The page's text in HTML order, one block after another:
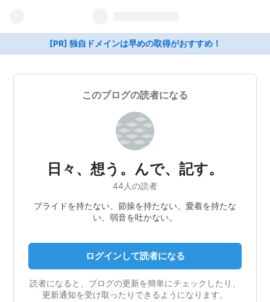
[PR] 独自ドメインは早めの取得がおすすめ！
このブログの読者になる
日々、想う。んで、記す。
44人の読者
プライドを持たない、節操を持たない、愛着を持たな
い、弱音を吐かない。
ログインして読者になる
読者になると、ブログの更新を簡単にチェックしたり、
更新通知を受け取ったりできるようになります。